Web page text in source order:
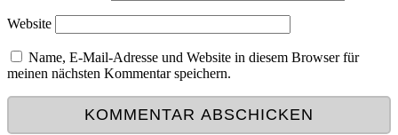
Website
Name, E-Mail-Adresse und Website in diesem Browser für
meinen nächsten Kommentar speichern.